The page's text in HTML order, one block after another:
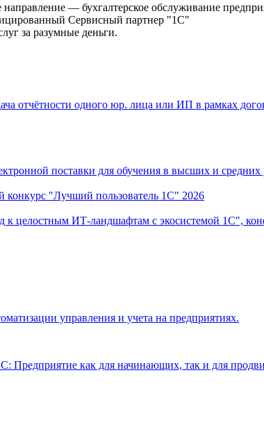
— бухгалтерское обслуживание
Сервисный партнер "1С"
за разумные деньги.
отчётности одного юр. лица или ИП в рамках
поставки для обучения в высших и
конкурс "Лучший пользователь 1С" 2026
к целостным ИТ-ландшафтам с экосистемой 1С",
управления и учета на предприятиях.
Предприятие как для начинающих, так и для